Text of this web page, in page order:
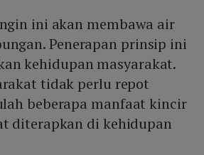
ini akan membawa air
Penerapan prinsip ini
kehidupan masyarakat.
tidak perlu repot
beberapa manfaat kincir
diterapkan di kehidupan